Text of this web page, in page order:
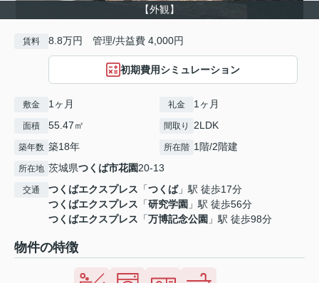
【外観】
賃料 8.8万円 管理/共益費 4,000円
初期費用シミュレーション
敷金 1ヶ月 礼金 1ヶ月
面積 55.47㎡ 間取り 2LDK
築年数 築18年 所在階 1階/2階建
所在地 茨城県つくば市花園20-13
交通 つくばエクスプレス 「つくば」駅 徒歩17分
つくばエクスプレス 「研究学園 」駅 徒歩56分
つくばエクスプレス 「万博記念公園 」駅 徒歩98分
物件の特徴